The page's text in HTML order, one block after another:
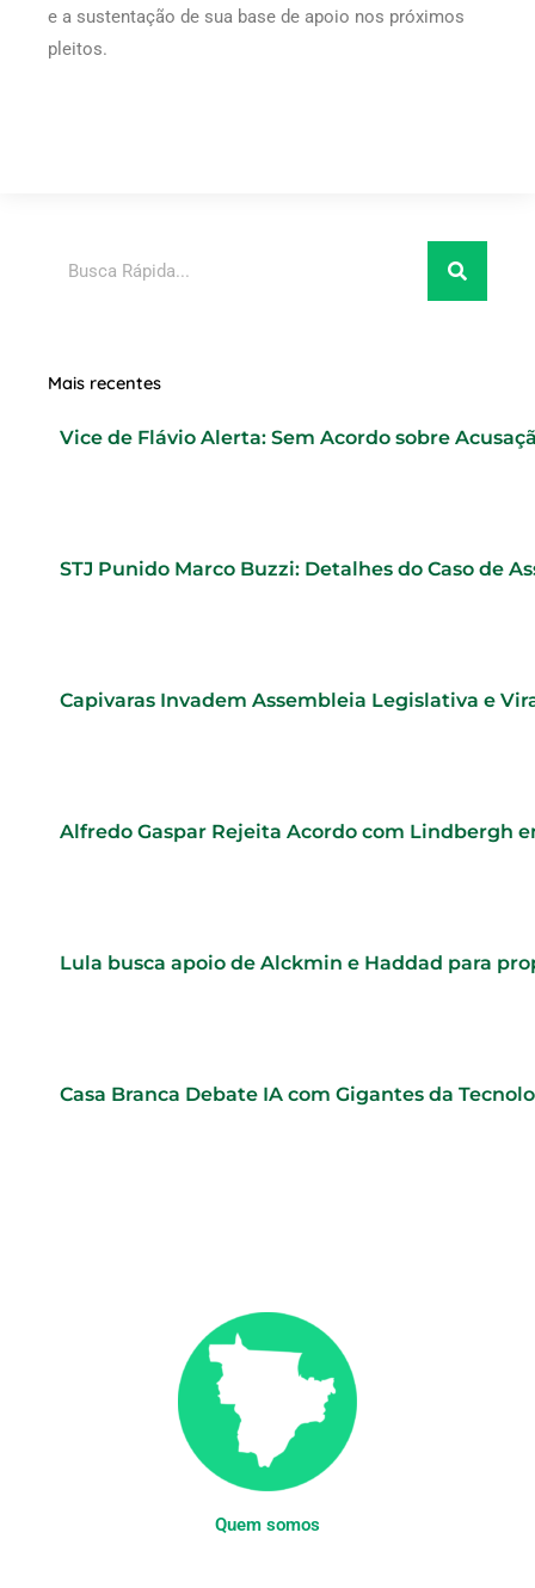
e a sustentação de sua base de apoio nos próximos
pleitos.
Mais recentes
Vice de Flávio Alerta: Sem Acordo sobre
STJ Punido Marco Buzzi: Detalhes do Caso de
Capivaras Invadem Assembleia Legislativa e
Alfredo Gaspar Rejeita Acordo com Lindbergh
Lula busca apoio de Alckmin e Haddad para
Casa Branca Debate IA com Gigantes da
Quem somos